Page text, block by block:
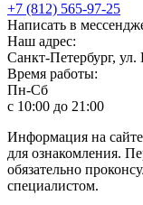
+7 (812) 565-97-25
Написать в
Наш адрес:
Санкт-Петербург,
Время работы:
Пн-Сб
с 10:00 до 21:00
Информация на сайте
для ознакомления.
обязательно
специалистом.